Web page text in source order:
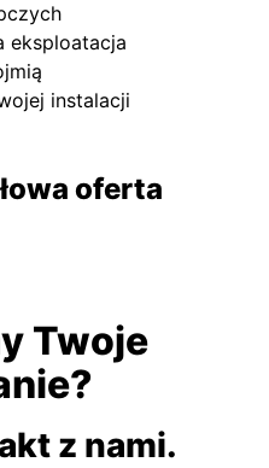
eksploatacja
instalacji
oferta
armatura, proces,
i usuwanie usterek
Twoje
z nami.